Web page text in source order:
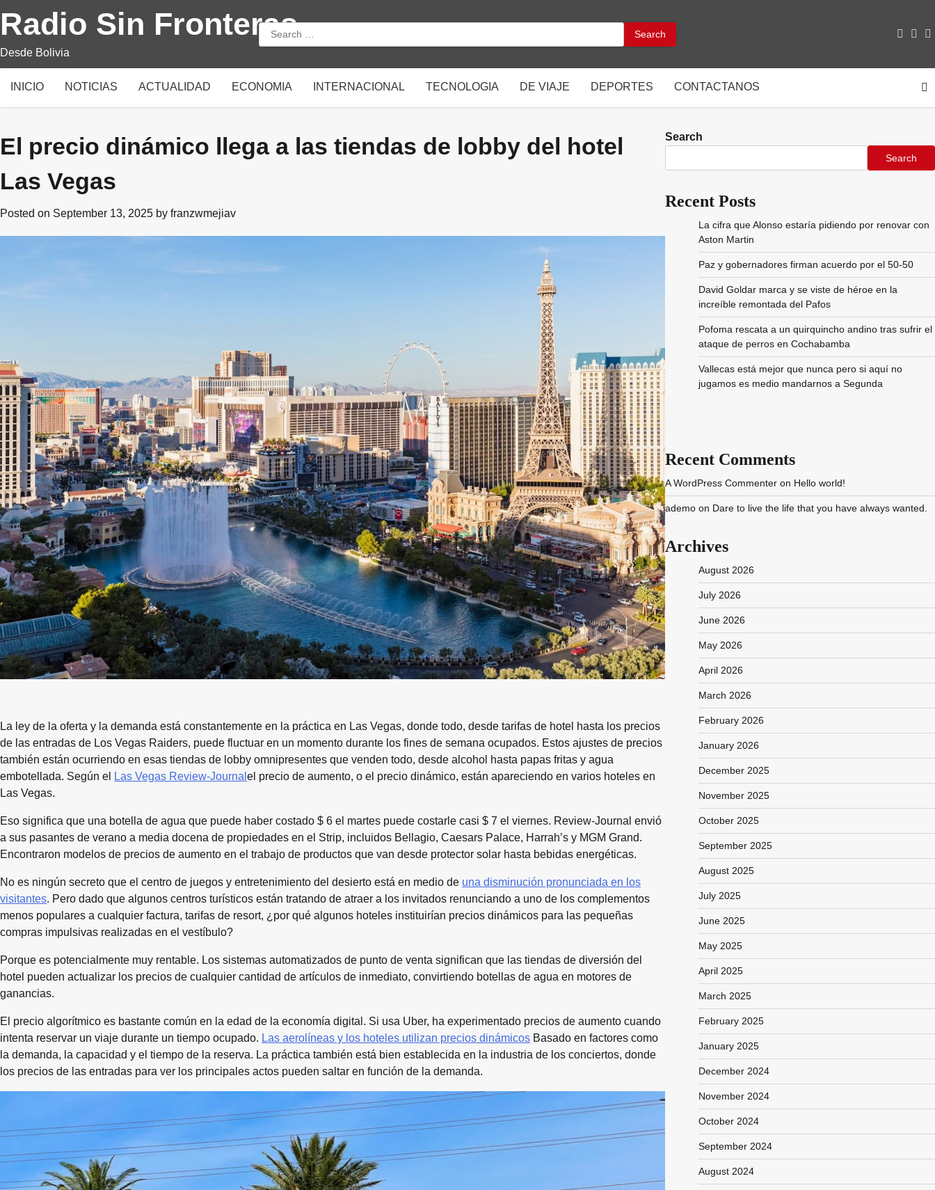
to
Radio Sin Fronteras
Desde Bolivia
Search
for:
INICIO NOTICIAS ACTUALIDAD ECONOMIA INTERNACIONAL TECNOLOGIA DE VIAJE DEPORTES CONTACTANOS
El precio dinámico llega a las tiendas de lobby del hotel
Las Vegas
Posted on September 13, 2025 by franzwmejiav
La ley de la oferta y la demanda está constantemente en la práctica en Las Vegas, donde todo, desde tarifas de hotel hasta los precios
de las entradas de Los Vegas Raiders, puede fluctuar en un momento durante los fines de semana ocupados. Estos ajustes de precios
también están ocurriendo en esas tiendas de lobby omnipresentes que venden todo, desde alcohol hasta papas fritas y agua
embotellada. Según el
Las Vegas Review-Journal el precio de aumento, o el precio dinámico, están apareciendo en varios hoteles en
Las Vegas.
Eso significa que una botella de agua que puede haber costado $ 6 el martes puede costarle casi $ 7 el viernes. Review-Journal envió
a sus pasantes de verano a media docena de propiedades en el Strip, incluidos Bellagio, Caesars Palace, Harrah’s y MGM Grand.
Encontraron modelos de precios de aumento en el trabajo de productos que van desde protector solar hasta bebidas energéticas.
No es ningún secreto que el centro de juegos y entretenimiento del desierto está en medio de una disminución pronunciada en los
visitantes. Pero dado que algunos centros turísticos están tratando de atraer a los invitados renunciando a uno de los complementos
menos populares a cualquier factura, tarifas de resort, ¿por qué algunos hoteles instituirían precios dinámicos para las pequeñas
compras impulsivas realizadas en el vestíbulo?
Porque es potencialmente muy rentable. Los sistemas automatizados de punto de venta significan que las tiendas de diversión del
hotel pueden actualizar los precios de cualquier cantidad de artículos de inmediato, convirtiendo botellas de agua en motores de
ganancias.
El precio algorítmico es bastante común en la edad de la economía digital. Si usa Uber, ha experimentado precios de aumento cuando
intenta reservar un viaje durante un tiempo ocupado. Las aerolíneas y los hoteles utilizan precios dinámicos Basado en factores como
la demanda, la capacidad y el tiempo de la reserva. La práctica también está bien establecida en la industria de los conciertos, donde
los precios de las entradas para ver los principales actos pueden saltar en función de la demanda.
Search
Search
Recent Posts
La cifra que Alonso estaría pidiendo por renovar con
Aston Martin
Paz y gobernadores firman acuerdo por el 50-50
David Goldar marca y se viste de héroe en la
increíble remontada del Pafos
Pofoma rescata a un quirquincho andino tras sufrir el
ataque de perros en Cochabamba
Vallecas está mejor que nunca pero si aquí no
jugamos es medio mandarnos a Segunda
Recent Comments
A WordPress Commenteron Hello world!
ademoon Dare to live the life that you have always wanted.
Archives
August 2026
July 2026
June 2026
May 2026
April 2026
March 2026
February 2026
January 2026
December 2025
November 2025
October 2025
September 2025
August 2025
July 2025
June 2025
May 2025
April 2025
March 2025
February 2025
January 2025
December 2024
November 2024
October 2024
September 2024
August 2024